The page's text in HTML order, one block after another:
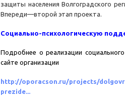
защиты населения Волгоградского
Впереди—второй этап проекта.
Социально-психологическую
Подробнее о реализации
сайте организации
http://oporacson.ru/projects/
prezide...